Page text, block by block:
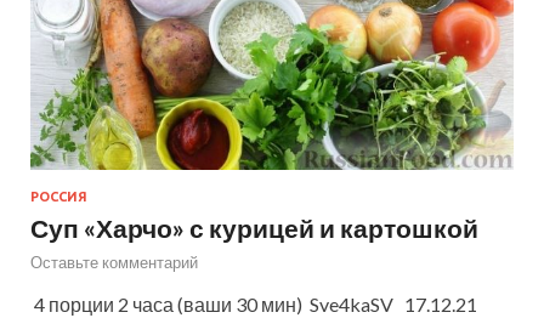
РОССИЯ
Суп «Харчо» с курицей и картошкой
Оставьте комментарий
4 порции 2 часа (ваши 30 мин) Sve4kaSV 17.12.21